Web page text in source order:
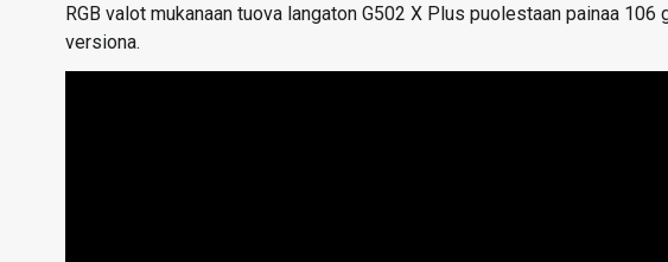
RGB valot mukanaan tuova langaton G502 X Plus puolestaan painaa
versiona.